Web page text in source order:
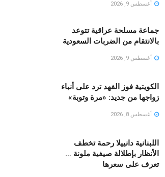
أغسطس 9, 2026
جماعة مسلحة عراقية تتوعد
بالانتقام من الضربات السعودية
أغسطس 9, 2026
الكويتية فوز الفهد ترد على أنباء
زواجها من جديد: «مرة وتوبة» ‏
أغسطس 8, 2026
اللبنانية دانييلا رحمة تخطف
الأنظار بإطلالة صيفية ملونة …
تعرف على سعرها